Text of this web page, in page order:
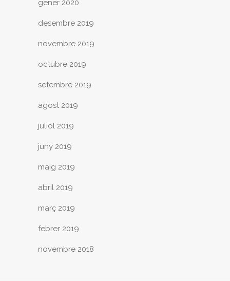
gener 2020
desembre 2019
novembre 2019
octubre 2019
setembre 2019
agost 2019
juliol 2019
juny 2019
maig 2019
abril 2019
març 2019
febrer 2019
novembre 2018